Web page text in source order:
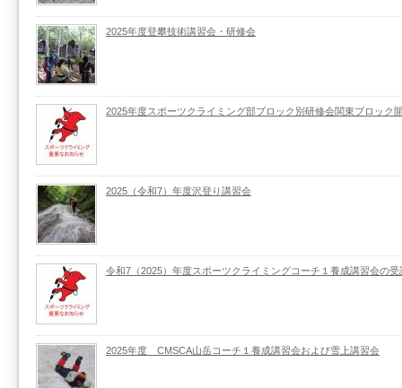
2025年度登攀技術講習会・研修会
2025年度スポーツクライミング部ブロック別研修会関東ブロック
2025（令和7）年度沢登り講習会
令和7（2025）年度スポーツクライミングコーチ１養成講習会の
2025年度 CMSCA山岳コーチ１養成講習会および雪上講習会